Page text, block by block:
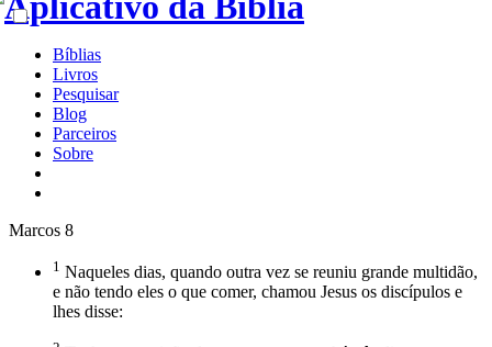
Bíblias
Livros
Pesquisar
Blog
Parceiros
Sobre
Marcos 8
1 Naqueles dias, quando outra vez se reuniu grande multidão,
e não tendo eles o que comer, chamou Jesus os discípulos e
lhes disse: